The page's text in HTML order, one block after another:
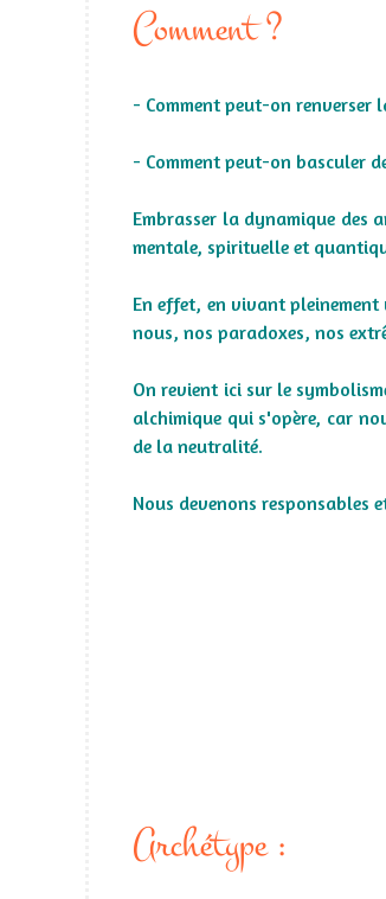
Comment ?
- Comment peut-on renverser
- Comment peut-on basculer
Embrasser la dynamique des
mentale, spirituelle et
En effet, en vivant
nous, nos paradoxes, nos
On revient ici sur le
alchimique qui s'opère, car
de la neutralité.
Nous devenons responsables
Archétype :